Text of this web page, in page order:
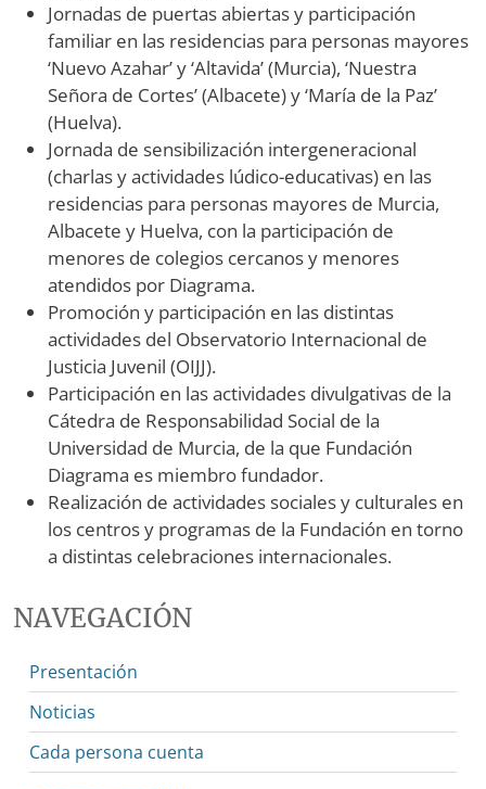
Jornadas de puertas abiertas y participación
familiar en las residencias para personas mayores
‘Nuevo Azahar’ y ‘Altavida’ (Murcia), ‘Nuestra
Señora de Cortes’ (Albacete) y ‘María de la Paz’
(Huelva).
Jornada de sensibilización intergeneracional
(charlas y actividades lúdico-educativas) en las
residencias para personas mayores de Murcia,
Albacete y Huelva, con la participación de
menores de colegios cercanos y menores
atendidos por Diagrama.
Promoción y participación en las distintas
actividades del Observatorio Internacional de
Justicia Juvenil (OIJJ).
Participación en las actividades divulgativas de la
Cátedra de Responsabilidad Social de la
Universidad de Murcia, de la que Fundación
Diagrama es miembro fundador.
Realización de actividades sociales y culturales en
los centros y programas de la Fundación en torno
a distintas celebraciones internacionales.
NAVEGACIÓN
Presentación
Noticias
Cada persona cuenta